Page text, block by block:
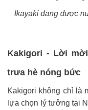
Ikayaki đang được
Kakigori - Lời
trưa hè nóng bức
Kakigori không chỉ là
lựa chọn lý tưởng tại